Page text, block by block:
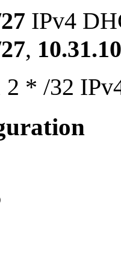
IPv4
,
2 * /32